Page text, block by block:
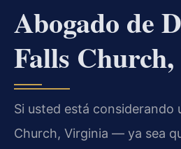
Abogado de
Falls
Si usted está considerando
Church, Virginia — ya sea